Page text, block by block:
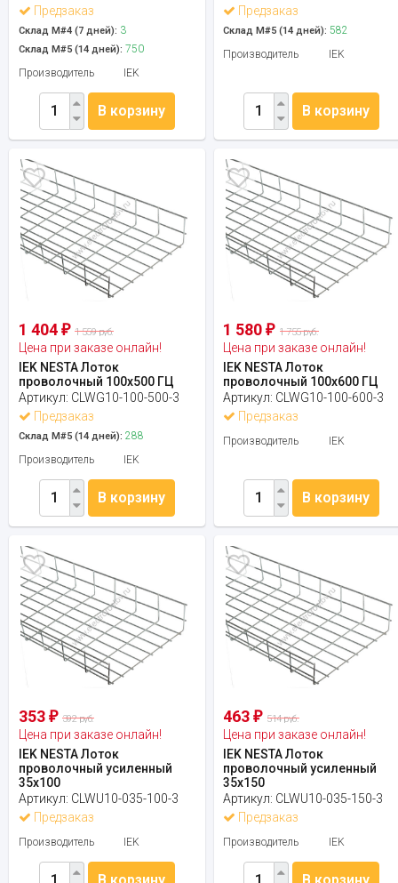
Предзаказ
Склад М#4 (7 дней): 3
Склад М#5 (14 дней): 750
Производитель
IEK
В корзину
Предзаказ
Склад М#5 (14 дней): 582
Производитель
IEK
В корзину
1 404 ₽ 1 559 руб.
Цена при заказе онлайн!
IEK NESTA Лоток
проволочный 100х500 ГЦ
Артикул: CLWG10-100-500-3
Предзаказ
Склад М#5 (14 дней): 288
Производитель
IEK
В корзину
1 580₽ 1 755 руб.
Цена при заказе онлайн!
IEK NESTA Лоток
проволочный 100х600 ГЦ
Артикул: CLWG10-100-600-3
Предзаказ
Производитель IEK
В корзину
353 ₽ 392 руб.
Цена при заказе онлайн!
IEK NESTA Лоток
проволочный усиленный
35х100
Артикул: CLWU10-035-100-3
Предзаказ
Производитель IEK
В корзину
463₽ 514 руб.
Цена при заказе онлайн!
IEK NESTA Лоток
проволочный усиленный
35х150
Артикул: CLWU10-035-150-3
Предзаказ
Производитель IEK
В корзину